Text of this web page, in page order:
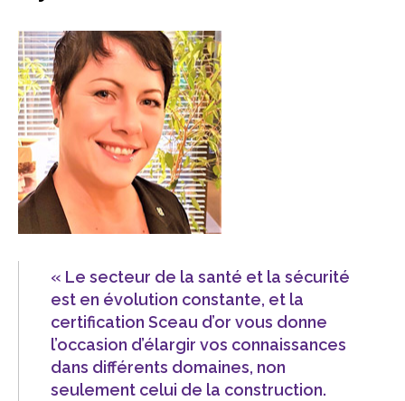
Sceau d’or
Événements
« Le secteur de la santé et la sécurité
est en évolution constante, et la
certification Sceau d’or vous donne
l’occasion d’élargir vos connaissances
dans différents domaines, non
seulement celui de la construction.